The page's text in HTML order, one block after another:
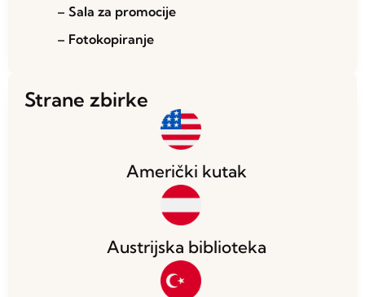
– Sala za promocije
– Fotokopiranje
Strane zbirke
Američki kutak
Austrijska biblioteka